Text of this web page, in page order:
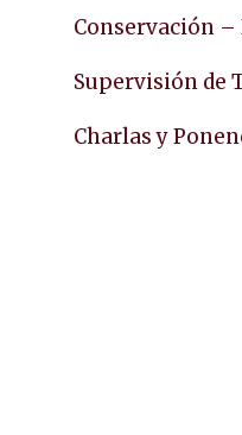
Conservación
Supervisión de
Charlas y